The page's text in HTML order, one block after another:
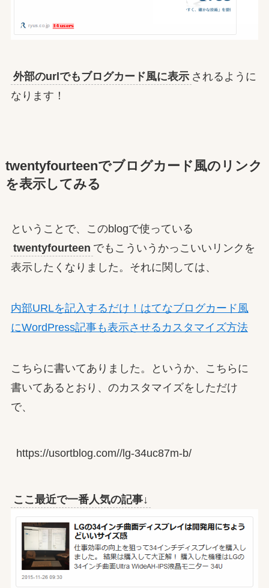
外部のurlでもブログカード風に表示 されるように
なります！
twentyfourteenでブログカード風のリンク
を表示してみる
ということで、このblogで使っている
twentyfourteen でもこういうかっこいいリンクを
表示したくなりました。それに関しては、
内部URLを記入するだけ！はてなブログカード風
にWordPress記事も表示させるカスタマイズ方法
こちらに書いてありました。というか、こちらに
書いてあるとおり、のカスタマイズをしただけ
で、
https://usortblog.com//lg-34uc87m-b/
ここ最近で一番人気の記事↓